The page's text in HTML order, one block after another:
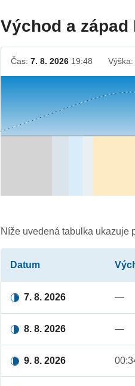
Východ a západ
Čas:7. 8. 2026 19:48
Níže uvedená tabulka ukazuje
Datum
7. 8. 2026 —
8. 8. 2026 —
9. 8. 2026